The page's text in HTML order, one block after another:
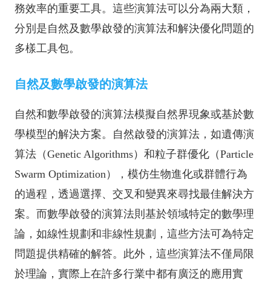
務效率的重要工具。這些演算法可以分為兩大類，
分別是自然及數學啟發的演算法和解決優化問題的
多樣工具包。
自然及數學啟發的演算法
自然和數學啟發的演算法模擬自然界現象或基於數
學模型的解決方案。自然啟發的演算法，如遺傳演
算法（Genetic Algorithms）和粒子群優化（Particle
Swarm Optimization），模仿生物進化或群體行為
的過程，透過選擇、交叉和變異來尋找最佳解決方
案。而數學啟發的演算法則基於領域特定的數學理
論，如線性規劃和非線性規劃，這些方法可為特定
問題提供精確的解答。此外，這些演算法不僅局限
於理論，實際上在許多行業中都有廣泛的應用實